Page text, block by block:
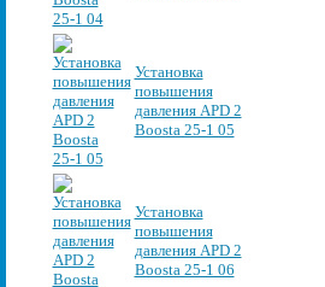
Установка
повышения
давления APD 2
Boosta 25-1 05
Установка
повышения
давления APD 2
Boosta 25-1 06